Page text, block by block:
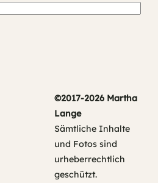
©2017-2026 Martha
Lange
Sämtliche Inhalte
und Fotos sind
urheberrechtlich
geschützt.